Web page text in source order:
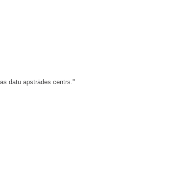
datu apstrādes centrs."